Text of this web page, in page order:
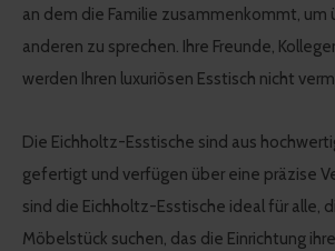
an dem die Familie zusammenkommt, um
anderen zu sprechen. Ihre Freunde,
werden Ihren luxuriösen Esstisch nicht
Die Eichholtz-Esstische sind aus
gefertigt und verfügen über eine präzise
sind die Eichholtz-Esstische ideal für alle,
Möbelstück suchen, das die Einrichtung